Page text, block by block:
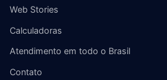
Web Stories
Calculadoras
Atendimento em todo o Brasil
Contato